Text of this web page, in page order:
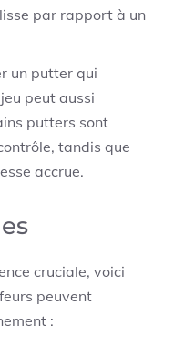
par rapport à un
un putter qui
peut aussi
putters sont
tandis que
accrue.
cruciale, voici
peuvent
: